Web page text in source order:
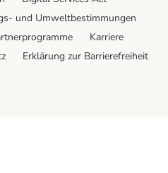
und Umweltbestimmungen
Karriere
Erklärung zur Barrierefreiheit